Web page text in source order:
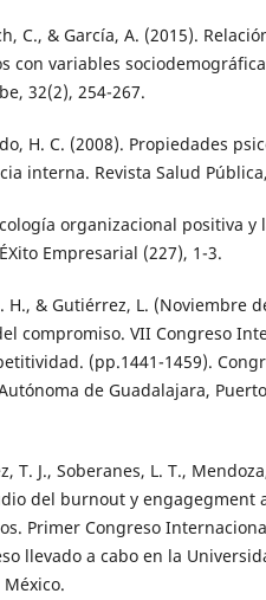
C., & García, A. (2015).
con variables
32(2), 254-267.
H. C. (2008). Propiedades
interna. Revista Salud
organizacional positiva y
Empresarial (227), 1-3.
H., & Gutiérrez, L. (Noviembre
compromiso. VII Congreso
(pp.1441-1459).
de Guadalajara,
T. J., Soberanes, L. T.,
del burnout y engagegment
Primer Congreso
llevado a cabo en la